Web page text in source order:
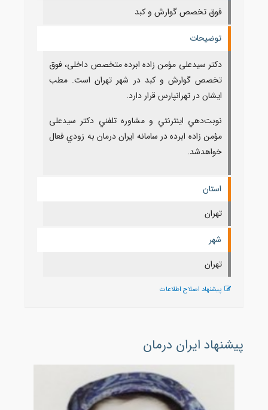
فوق تخصص گوارش و کبد
توضیحات
دکتر سیدعلی مؤمن زاده ابرده متخصص داخلی، فوق
تخصص گوارش و کبد در شهر تهران است. مطب
ایشان در تهرانپارس قرار دارد.
نوبت‌دهي اينترنتي و مشاوره تلفني دکتر سیدعلی
مؤمن زاده ابرده در سامانه ايران درمان به زودي فعال
خواهدشد.
استان
تهران
شهر
تهران
پیشنهاد اصلاح اطلاعات
پیشنهاد ایران درمان